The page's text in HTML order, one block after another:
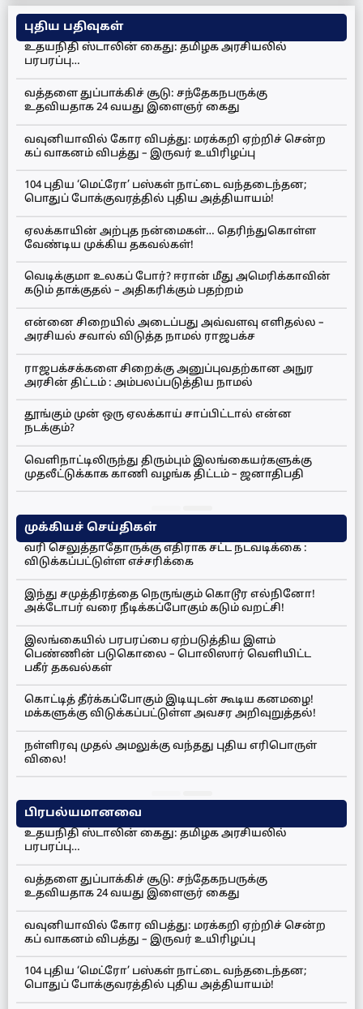
புதிய பதிவுகள்
உதயநிதி ஸ்டாலின் கைது: தமிழக அரசியலில்
பரபரப்பு…
வத்தளை துப்பாக்கிச் சூடு: சந்தேகநபருக்கு
உதவியதாக 24 வயது இளைஞர் கைது
வவுனியாவில் கோர விபத்து: மரக்கறி ஏற்றிச் சென்ற
கப் வாகனம் விபத்து – இருவர் உயிரிழப்பு
104 புதிய ‘மெட்ரோ’ பஸ்கள் நாட்டை வந்தடைந்தன;
பொதுப் போக்குவரத்தில் புதிய அத்தியாயம்!
ஏலக்காயின் அற்புத நன்மைகள்… தெரிந்துகொள்ள
வேண்டிய முக்கிய தகவல்கள்!
வெடிக்குமா உலகப் போர்? ஈரான் மீது அமெரிக்காவின்
கடும் தாக்குதல் – அதிகரிக்கும் பதற்றம்
என்னை சிறையில் அடைப்பது அவ்வளவு எளிதல்ல –
அரசியல் சவால் விடுத்த நாமல் ராஜபக்ச
ராஜபக்சக்களை சிறைக்கு அனுப்புவதற்கான அநுர
அரசின் திட்டம் : அம்பலப்படுத்திய நாமல்
தூங்கும் முன் ஒரு ஏலக்காய் சாப்பிட்டால் என்ன
நடக்கும்?
வெளிநாட்டிலிருந்து திரும்பும் இலங்கையர்களுக்கு
முதலீட்டுக்காக காணி வழங்க திட்டம் – ஜனாதிபதி
முக்கியச் செய்திகள்
வரி செலுத்தாதோருக்கு எதிராக சட்ட நடவடிக்கை :
விடுக்கப்பட்டுள்ள எச்சரிக்கை
இந்து சமுத்திரத்தை நெருங்கும் கொடூர எல்நினோ!
அக்டோபர் வரை நீடிக்கப்போகும் கடும் வறட்சி!
இலங்கையில் பரபரப்பை ஏற்படுத்திய இளம்
பெண்ணின் படுகொலை – பொலிஸார் வெளியிட்ட
பகீர் தகவல்கள்
கொட்டித் தீர்க்கப்போகும் இடியுடன் கூடிய கனமழை!
மக்களுக்கு விடுக்கப்பட்டுள்ள அவசர அறிவுறுத்தல்!
நள்ளிரவு முதல் அமலுக்கு வந்தது புதிய எரிபொருள்
விலை!
பிரபல்யமானவை
உதயநிதி ஸ்டாலின் கைது: தமிழக அரசியலில்
பரபரப்பு…
வத்தளை துப்பாக்கிச் சூடு: சந்தேகநபருக்கு
உதவியதாக 24 வயது இளைஞர் கைது
வவுனியாவில் கோர விபத்து: மரக்கறி ஏற்றிச் சென்ற
கப் வாகனம் விபத்து – இருவர் உயிரிழப்பு
104 புதிய ‘மெட்ரோ’ பஸ்கள் நாட்டை வந்தடைந்தன;
பொதுப் போக்குவரத்தில் புதிய அத்தியாயம்!